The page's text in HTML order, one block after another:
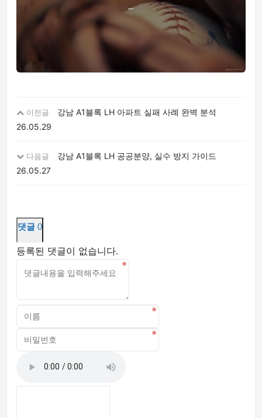
이전글
강남 A1블록 LH 아파트 실패 사례 완벽 분석
26.05.29
다음글
강남 A1블록 LH 공공분양, 실수 방지 가이드
26.05.27
댓글 0
등록된 댓글이 없습니다.